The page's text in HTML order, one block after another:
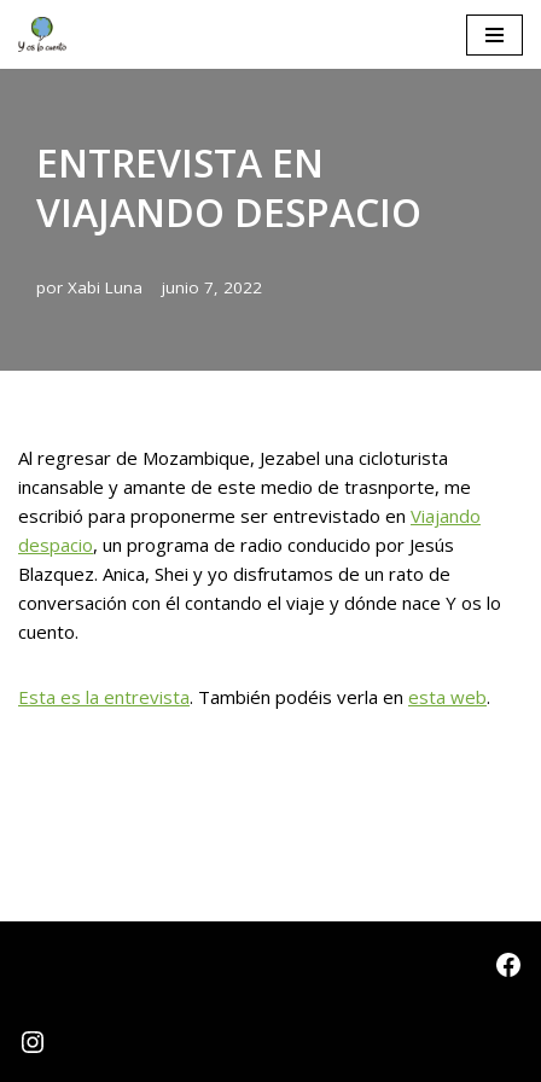
Saltar
ENTREVISTA EN
VIAJANDO DESPACIO
por Xabi Luna junio 7, 2022
Al regresar de Mozambique, Jezabel una cicloturista
incansable y amante de este medio de trasnporte, me
escribió para proponerme ser entrevistado en Viajando
despacio, un programa de radio conducido por Jesús
Blazquez. Anica, Shei y yo disfrutamos de un rato de
conversación con él contando el viaje y dónde nace Y os lo
cuento.
Esta es la entrevista. También podéis verla en esta web.